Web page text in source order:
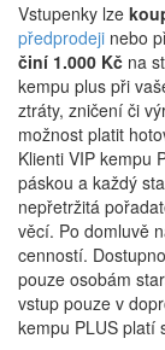
Vstupenky lze
předprodeji nebo
činí 1.000 Kč na
kempu plus při
ztráty, zničení či
možnost platit
Klienti VIP kempu
páskou a každý
nepřetržitá
věcí. Po domluvě
cenností.
pouze osobám
vstup pouze v
kempu PLUS platí